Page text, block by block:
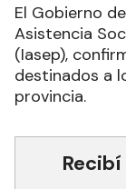
El Gobierno
Asistencia
(Iasep),
destinados a
provincia.